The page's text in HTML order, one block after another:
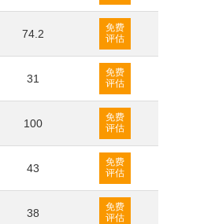
74.2
免费
评估
31
免费
评估
100
免费
评估
43
免费
评估
38
免费
评估